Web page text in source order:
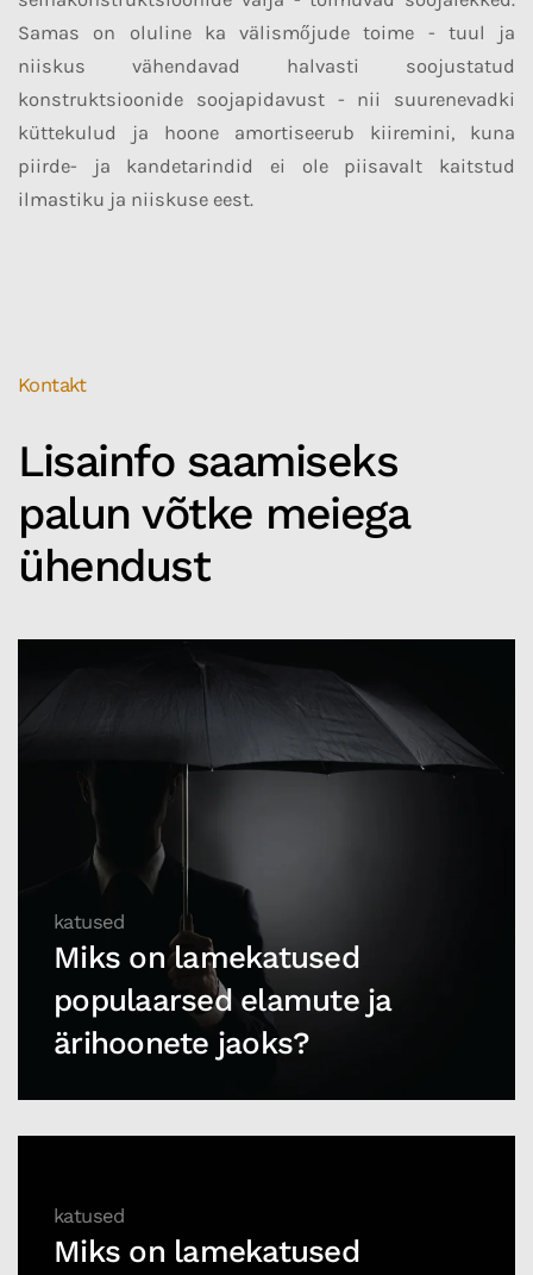
Samas on oluline ka välismőjude toime - tuul ja
niiskus vähendavad halvasti soojustatud
konstruktsioonide soojapidavust - nii suurenevadki
küttekulud ja hoone amortiseerub kiiremini, kuna
piirde- ja kandetarindid ei ole piisavalt kaitstud
ilmastiku ja niiskuse eest.
Kontakt
Lisainfo saamiseks
palun võtke meiega
ühendust
katused
Miks on lamekatused
populaarsed elamute ja
ärihoonete jaoks?
katused
Miks on lamekatused